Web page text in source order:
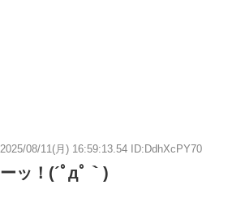
2025/08/11(月) 16:59:13.54 ID:DdhXcPY70
ッ！(´ﾟдﾟ｀)